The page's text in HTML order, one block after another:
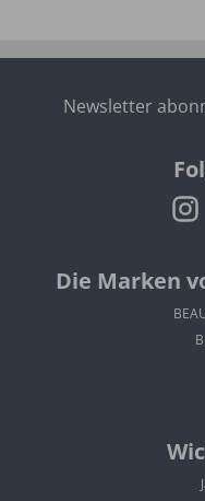
Newsletter
Die Marken